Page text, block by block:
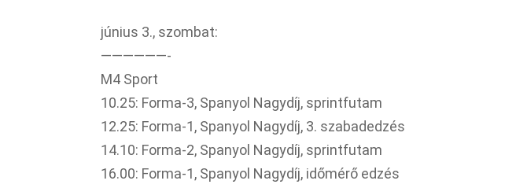
június 3., szombat:
——————-
M4 Sport
10.25: Forma-3, Spanyol Nagydíj, sprintfutam
12.25: Forma-1, Spanyol Nagydíj, 3. szabadedzés
14.10: Forma-2, Spanyol Nagydíj, sprintfutam
16.00: Forma-1, Spanyol Nagydíj, időmérő edzés